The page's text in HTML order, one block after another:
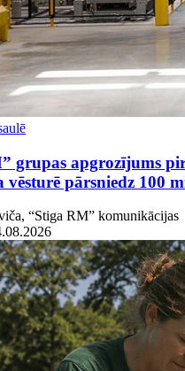
grupas apgrozījums
vēsturē pārsniedz 100
“Stiga RM” komunikācijas